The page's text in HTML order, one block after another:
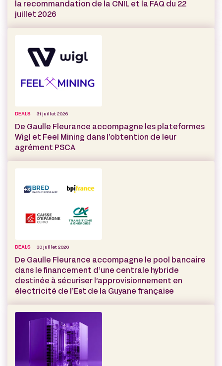
la recommandation de la CNIL et la FAQ du 22
juillet 2026
DEALS 31 juillet 2026
De Gaulle Fleurance accompagne les plateformes
Wigl et Feel Mining dans l’obtention de leur
agrément PSCA
DEALS 30 juillet 2026
De Gaulle Fleurance accompagne le pool bancaire
dans le financement d’une centrale hybride
destinée à sécuriser l’approvisionnement en
électricité de l’Est de la Guyane française